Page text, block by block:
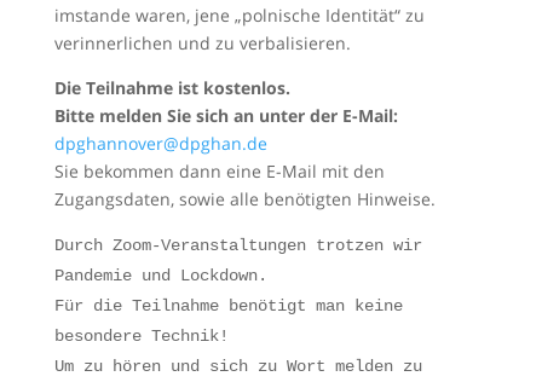
imstande waren, jene „polnische Identität“ zu
verinnerlichen und zu verbalisieren.
Die Teilnahme ist kostenlos.
Bitte melden Sie sich an unter der E-Mail:
dpghannover@dpghan.de
Sie bekommen dann eine E-Mail mit den
Zugangsdaten, sowie alle benötigten Hinweise.
Durch Zoom-Veranstaltungen trotzen wir
Pandemie und Lockdown.
Für die Teilnahme benötigt man keine
besondere Technik!
Um zu hören und sich zu Wort melden zu